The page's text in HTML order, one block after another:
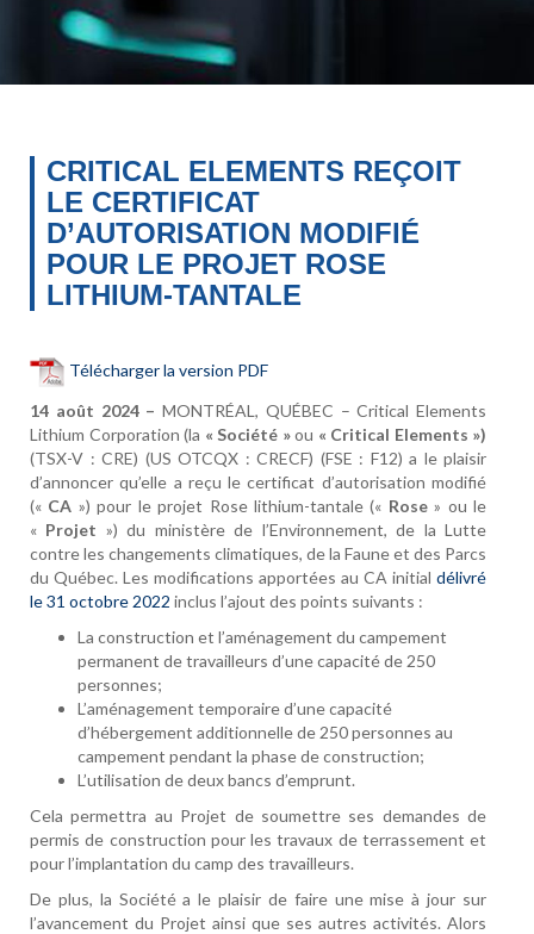
CRITICAL ELEMENTS REÇOIT
LE CERTIFICAT
D’AUTORISATION MODIFIÉ
POUR LE PROJET ROSE
LITHIUM-TANTALE
Télécharger la version PDF
14 août 2024 – MONTRÉAL, QUÉBEC – Critical Elements
Lithium Corporation (la « Société »ou « Critical Elements »)
(TSX-V : CRE) (US OTCQX : CRECF) (FSE : F12) a le plaisir
d’annoncer qu’elle a reçu le certificat d’autorisation modifié
(« CA ») pour le projet Rose lithium-tantale (« Rose» ou le
« Projet ») du ministère de l’Environnement, de la Lutte
contre les changements climatiques, de la Faune et des Parcs
du Québec. Les modifications apportées au CA initial délivré
le 31 octobre 2022 inclus l’ajout des points suivants :
La construction et l’aménagement du campement
permanent de travailleurs d’une capacité de 250
personnes;
L’aménagement temporaire d’une capacité
d’hébergement additionnelle de 250 personnes au
campement pendant la phase de construction;
L’utilisation de deux bancs d’emprunt.
Cela permettra au Projet de soumettre ses demandes de
permis de construction pour les travaux de terrassement et
pour l’implantation du camp des travailleurs.
De plus, la Société a le plaisir de faire une mise à jour sur
l’avancement du Projet ainsi que ses autres activités. Alors